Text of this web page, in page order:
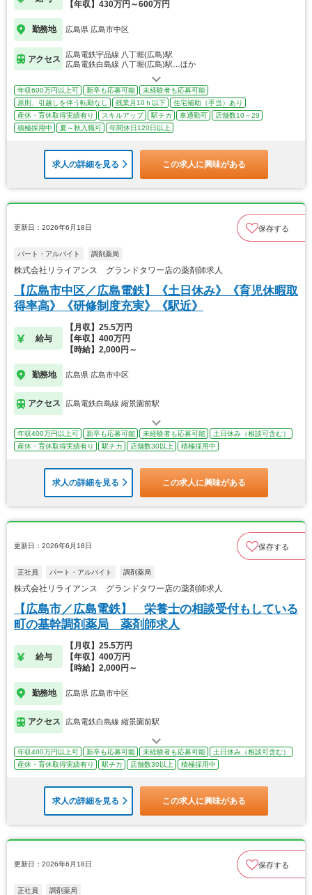
【年収】430万円～600万円
勤務地 広島県 広島市中区
アクセス
広島電鉄宇品線 八丁堀(広島)駅
広島電鉄白島線 八丁堀(広島)駅…ほか
年収600万円以上可 新卒も応募可能
未経験者も応募可能
原則、引越しを伴う転勤なし
残業月10ｈ以下
住宅補助（手当）あり
産休・育休取得実績有り
スキルアップ 駅チカ 車通勤可
店舗数10～29
積極採用中
夏～秋入職可 年間休日120日以上
求人の詳細を見る この求人に興味がある
更新日：2026年6月18日 保存する
パート・アルバイト 調剤薬局
株式会社リライアンス グランドタワー店の薬剤師求人
【広島市中区／広島電鉄】《土日休み》《育児休暇取
得率高》《研修制度充実》《駅近》
給与
【月収】25.5万円
【年収】400万円
【時給】2,000円～
勤務地 広島県 広島市中区
アクセス 広島電鉄白島線 縮景園前駅
年収400万円以上可 新卒も応募可能 未経験者も応募可能
土日休み（相談可含む）
産休・育休取得実績有り
駅チカ 店舗数30以上 積極採用中
求人の詳細を見る この求人に興味がある
更新日：2026年6月18日 保存する
正社員 パート・アルバイト 調剤薬局
株式会社リライアンス グランドタワー店の薬剤師求人
【広島市／広島電鉄】 栄養士の相談受付もしている
町の基幹調剤薬局 薬剤師求人
給与
【月収】25.5万円
【年収】400万円
【時給】2,000円～
勤務地 広島県 広島市中区
アクセス 広島電鉄白島線 縮景園前駅
年収400万円以上可 新卒も応募可能 未経験者も応募可能
土日休み（相談可含む）
産休・育休取得実績有り
駅チカ 店舗数30以上 積極採用中
求人の詳細を見る この求人に興味がある
更新日：2026年6月18日 保存する
正社員 調剤薬局